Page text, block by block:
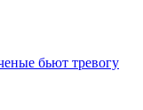
бьют тревогу